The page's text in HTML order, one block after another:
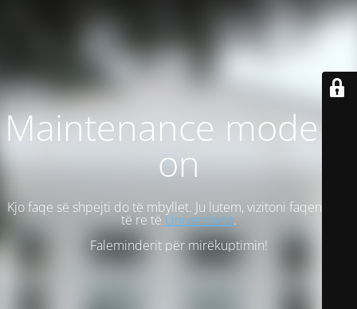
Maintenance mode is
on
Kjo faqe së shpejti do të mbyllet. Ju lutem, vizitoni faqen tonë
të re të Universitetit.
Faleminderit për mirëkuptimin!